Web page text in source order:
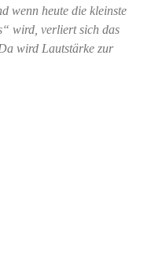
wenn heute die kleinste
wird, verliert sich das
wird Lautstärke zur